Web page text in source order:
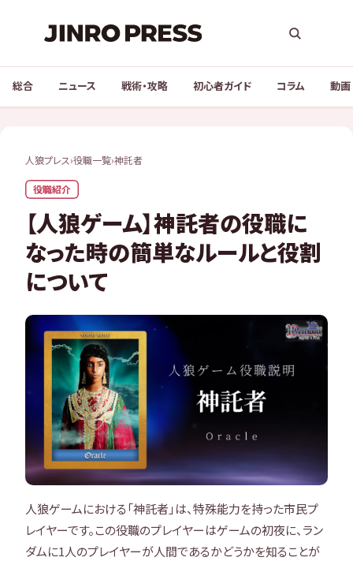
総合 ニュース 戦術・攻略 初心者ガイド コラム 動画
人狼プレス›役職一覧›神託者
役職紹介
【人狼ゲーム】神託者の役職に
なった時の簡単なルールと役割
について
人狼ゲームにおける「神託者」は、特殊能力を持った市民プ
レイヤーです。この役職のプレイヤーはゲームの初夜に、ラン
ダムに1人のプレイヤーが人間であるかどうかを知ることが